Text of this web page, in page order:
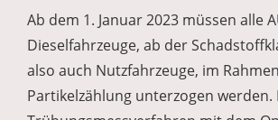
Ab dem 1. Januar 2023 müssen alle
Dieselfahrzeuge, ab der
also auch Nutzfahrzeuge, im
Partikelzählung unterzogen werden.